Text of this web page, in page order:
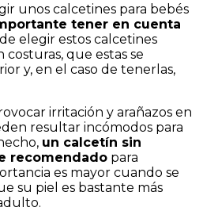
unos calcetines para bebés
tener en cuenta
elegir estos calcetines
que estas se
y, en el caso de tenerlas,
irritación y arañazos en
resultar incómodos para
un calcetín sin
recomendado para
es mayor cuando se
su piel es bastante más